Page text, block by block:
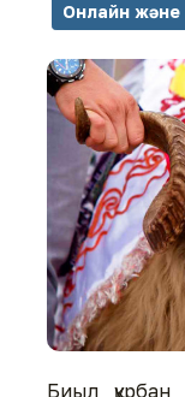
Онлайн және
Биыл құрбан